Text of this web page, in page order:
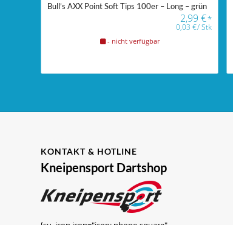
Bull’s AXX Point Soft Tips 100er – Long – grün
2,99€*
0,03€/Stk
- nicht verfügbar
KONTAKT & HOTLINE
Kneipensport Dartshop